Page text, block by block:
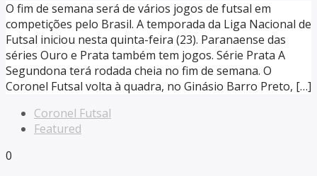
O fim de semana será de vários jogos de futsal em
competições pelo Brasil. A temporada da Liga Nacional de
Futsal iniciou nesta quinta-feira (23). Paranaense das
séries Ouro e Prata também tem jogos. Série Prata A
Segundona terá rodada cheia no fim de semana. O
Coronel Futsal volta à quadra, no Ginásio Barro Preto, […]
Coronel Futsal
Featured
0